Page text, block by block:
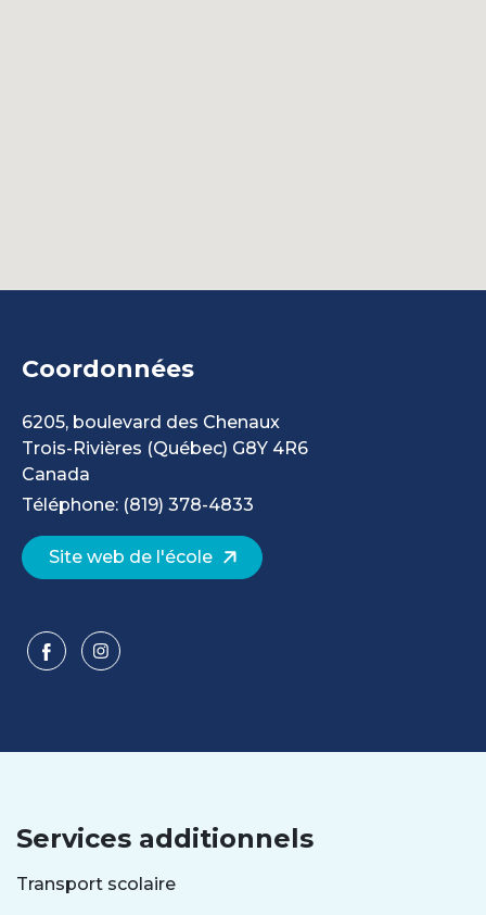
Coordonnées
6205, boulevard des Chenaux
Trois-Rivières (Québec) G8Y 4R6
Canada
Téléphone: (819) 378-4833
Site web de l'école
Services additionnels
Transport scolaire